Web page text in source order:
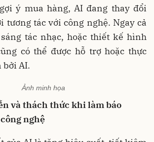
ý mua hàng, AI đang thay đổi
tương tác với công nghệ. Ngay cả
tác nhạc, hoặc thiết kế hình
có thể được hỗ trợ hoặc thực
bởi AI.
Ảnh minh họa
và thách thức khi làm báo
nghệ